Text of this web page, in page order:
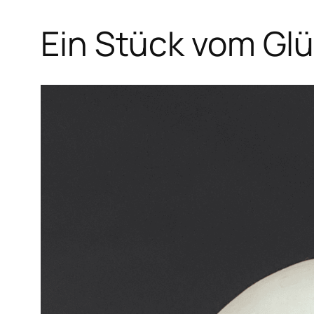
Ein Stück vom